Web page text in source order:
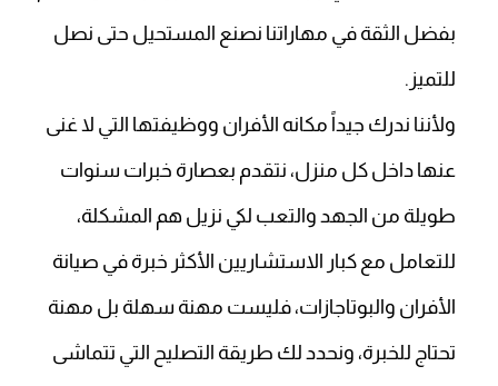
بفضل الثقة في مهاراتنا نصنع المستحيل حتى نصل
للتميز.
ولأننا ندرك جيداً مكانه الأفران ووظيفتها التي لا غنى
عنها داخل كل منزل، نتقدم بعصارة خبرات سنوات
طويلة من الجهد والتعب لكي نزيل هم المشكلة،
للتعامل مع كبار الاستشاريين الأكثر خبرة في صيانة
الأفران والبوتاجازات، فليست مهنة سهلة بل مهنة
تحتاج للخبرة، ونحدد لك طريقة التصليح التي تتماشى